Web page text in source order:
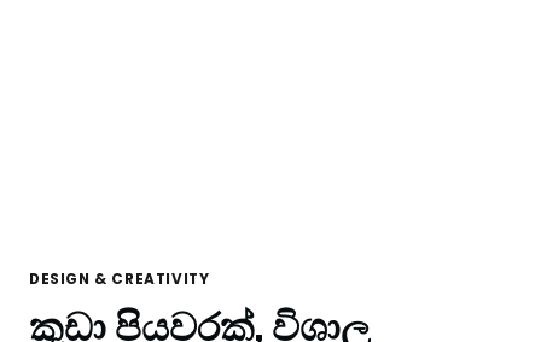
DESIGN & CREATIVITY
කුඩා පියවරක්, විශාල